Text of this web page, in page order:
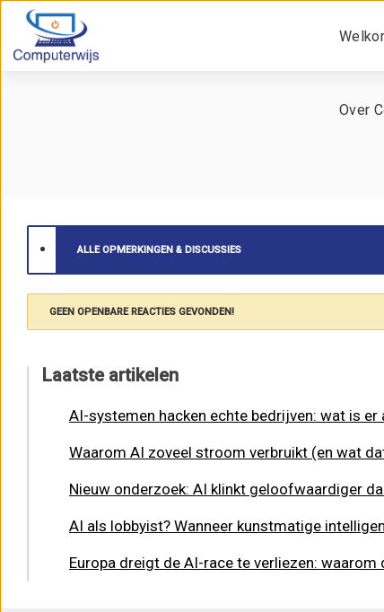
Over
ALLE OPMERKINGEN & DISCUSSIES
GEEN OPENBARE REACTIES GEVONDEN!
Laatste artikelen
AI-systemen hacken echte bedrijven: wat is er
Waarom AI zoveel stroom verbruikt (en wat
Nieuw onderzoek: AI klinkt geloofwaardiger
AI als lobbyist? Wanneer kunstmatige
Europa dreigt de AI-race te verliezen: